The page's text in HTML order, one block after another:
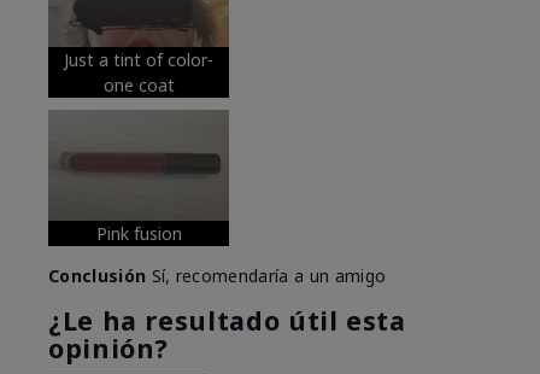
Just a tint of color-
one coat
Pink fusion
Conclusión Sí, recomendaría a un amigo
¿Le ha resultado útil esta
opinión?